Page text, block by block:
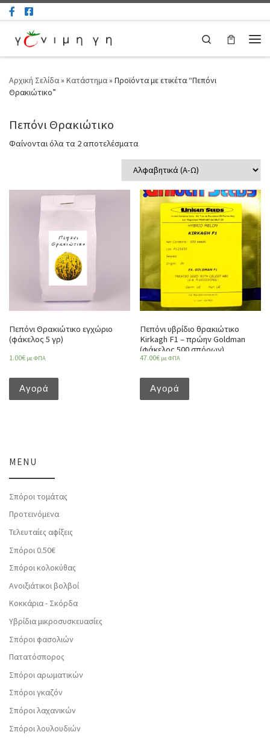
Μετάβαση στο περιεχόμενο
Search
Αρχική Σελίδα» Κατάστημα» Προϊόντα με ετικέτα “Πεπόνι
Θρακιώτικο”
Πεπόνι Θρακιώτικο
Φαίνονται όλα τα 2 αποτελέσματα
Πεπόνι Θρακιώτικο εγχώριο
(φάκελος 5 γρ)
1.00€ με ΦΠΑ
Αγορά
Πεπόνι υβρίδιο θρακιώτικο
Kirkagh F1 – πρώην Goldman
(φάκελος 500 σπόρων)
47.00€ με ΦΠΑ
Αγορά
MENU
Σπόροι τομάτας
Προτεινόμενα
Τελευταίες αφίξεις
Σπόροι 0.50€
Σπόροι κολοκύθας
Ανοιξιάτικοι βολβοί
Κοκκάρια - Σκόρδα
Υβρίδια μικροσυσκευασίες
Σπόροι φασολιών
Πατατόσπορος
Σπόροι αρωματικών
Σπόροι γκαζόν
Σπόροι λαχανικών
Σπόροι λουλουδιών